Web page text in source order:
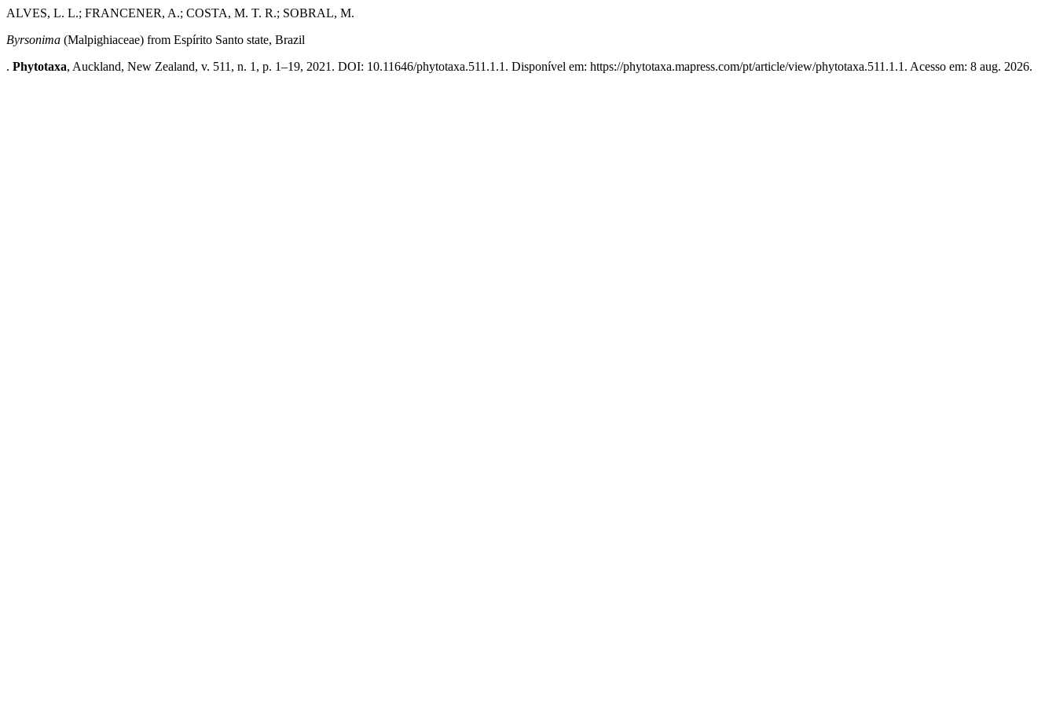
ALVES, L. L.; FRANCENER, A.; COSTA, M. T. R.; SOBRAL, M.
Byrsonima (Malpighiaceae) from Espírito Santo state, Brazil
. Phytotaxa, Auckland, New Zealand, v. 511, n. 1, p. 1–19, 2021. DOI: 10.11646/phytotaxa.511.1.1. Disponível em: https://phytotaxa.mapress.com/pt/article/view/phytotaxa.511.1.1. Acesso em: 8 aug. 2026.